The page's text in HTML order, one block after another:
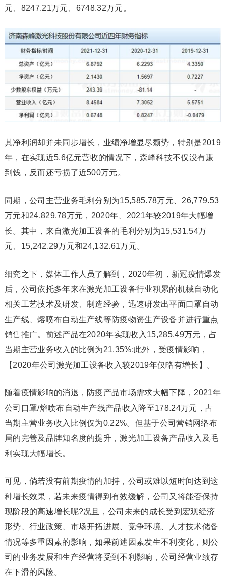
元、8247.21万元、6748.32万元。
其净利润却并未同步增长，业绩净增显尽颓势，特别是2019
年，在实现近5.6亿元营收的情况下，森峰科技不仅没有赚
到钱，反而还亏损了近500万元。
同期，公司主营业务毛利分别为15,585.78万元、26,779.53
万元和24,829.78万元，2020年、2021年较2019年大幅增
长。其中，来自激光加工设备的毛利分别为15,531.54万
元、15,242.29万元和24,132.61万元。
细究之下，媒体工作人员了解到，2020年初，新冠疫情爆发
后，公司依托多年来在激光加工设备行业积累的机械自动化
相关工艺技术及研发、制造经验，迅速研发出平面口罩自动
生产线、熔喷布自动生产线等防疫物资生产设备并进行重点
销售推广。前述产品在2020年实现收入15,285.49万元，占
当期主营业务收入的比例为21.35%;此外，受疫情影响，
【2020年公司激光加工设备收入较2019年仅略有增长】。
随着疫情影响的消退，防疫产品市场需求大幅下降，2021年
公司口罩/熔喷布自动生产线产品收入降至178.24万元，占
当期主营业务收入比例仅为0.22%。但基于公司营销网络布
局的完善及品牌知名度的提升，激光加工设备产品收入及毛
利实现大幅增长。
可见，倘若没有前期疫情的加持，公司或难以短时间达到这
种增长效果，若未来疫情得到有效缓解，公司又将能否保持
现阶段的高速增长呢?况且，公司未来的成长受到宏观经济
形势、行业政策、市场开拓进展、竞争环境、人才技术储备
情况等多重因素的影响，如果前述因素发生不利变化，则公
司的业务发展和生产经营将受到不利影响，公司经营业绩存
在下滑的风险。